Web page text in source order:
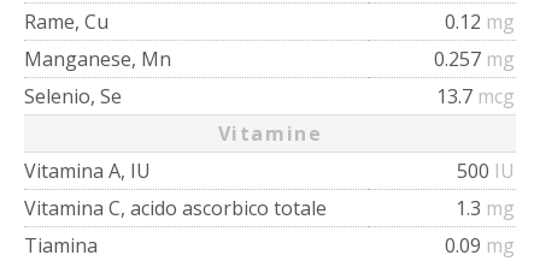
Rame, Cu
0.12 mg
Manganese, Mn
0.257 mg
Selenio, Se
13.7 mcg
Vitamine
Vitamina A, IU
500 IU
Vitamina C, acido ascorbico totale
1.3 mg
Tiamina
0.09 mg